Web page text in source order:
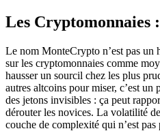
Les Cryptomonnaies
Le nom MonteCrypto n’est pas un
sur les cryptomonnaies comme
hausser un sourcil chez les plus
autres altcoins pour miser, c’est
des jetons invisibles : ça peut
dérouter les novices. La volatilité
couche de complexité qui n’est